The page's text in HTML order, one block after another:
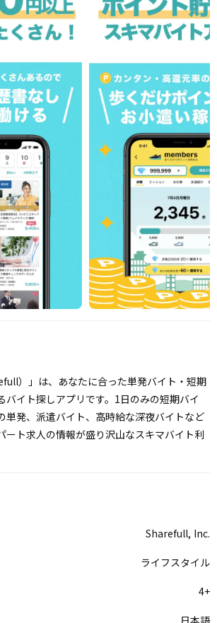
）」は、あなたに合った単発バイト・短期
バイト探しアプリです。1日のみの短期バイ
単発、派遣バイト、高時給な深夜バイトなど
ート求人の情報が盛り沢山なスキマバイト利
Sharefull, Inc.
ライフスタイル
4+
日本語